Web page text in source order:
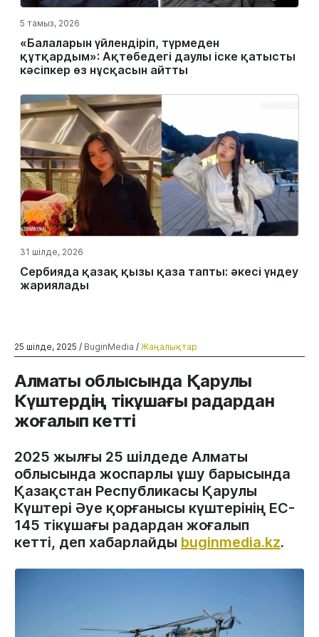
5 тамыз, 2026
«Балаларын үйлендіріп, түрмеден
құтқардым»: Ақтөбедегі даулы іске қатысты
кәсіпкер өз нұсқасын айтты
31 шілде, 2026
Сербияда қазақ қызы қаза тапты: әкесі үндеу
жариялады
25 шілде, 2025 / BuginMedia / Жаңалықтар
Алматы облысында Қарулы
Күштердің тікұшағы радардан
жоғалып кетті
2025 жылғы 25 шілдеде Алматы
облысында жоспарлы ұшу барысында
Қазақстан Республикасы Қарулы
Күштері Әуе қорғанысы күштерінің EC-
145 тікұшағы радардан жоғалып
кетті, деп хабарлайды buginmedia.kz.